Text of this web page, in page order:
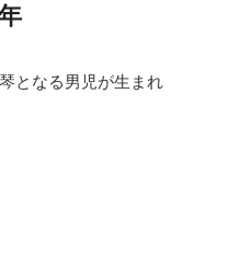
となる男児が生まれ